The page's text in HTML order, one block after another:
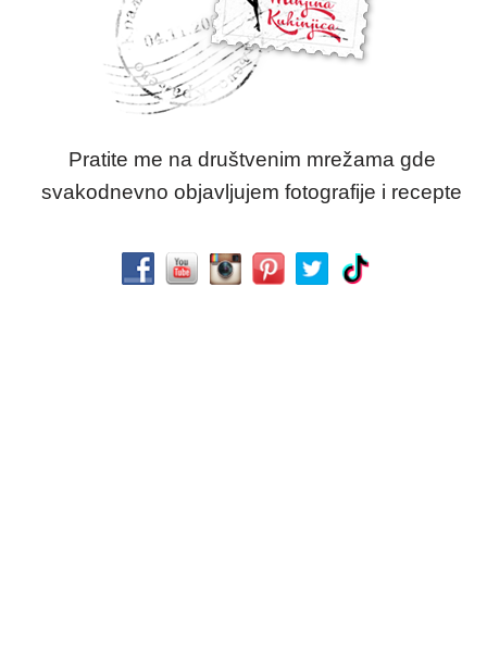
Pratite me na društvenim mrežama gde
svakodnevno objavljujem fotografije i recepte